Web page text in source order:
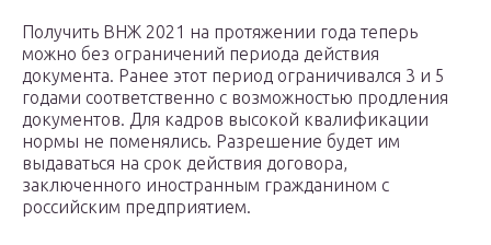
Получить ВНЖ 2021 на протяжении года теперь
можно без ограничений периода действия
документа. Ранее этот период ограничивался 3 и 5
годами соответственно с возможностью продления
документов. Для кадров высокой квалификации
нормы не поменялись. Разрешение будет им
выдаваться на срок действия договора,
заключенного иностранным гражданином с
российским предприятием.